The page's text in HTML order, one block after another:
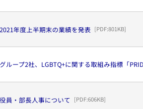
年度上半期末の業績を発表 [PDF:801KB]
ループ2社、LGBTQ+に関する取組み指標「
員・部長人事について [PDF:606KB]